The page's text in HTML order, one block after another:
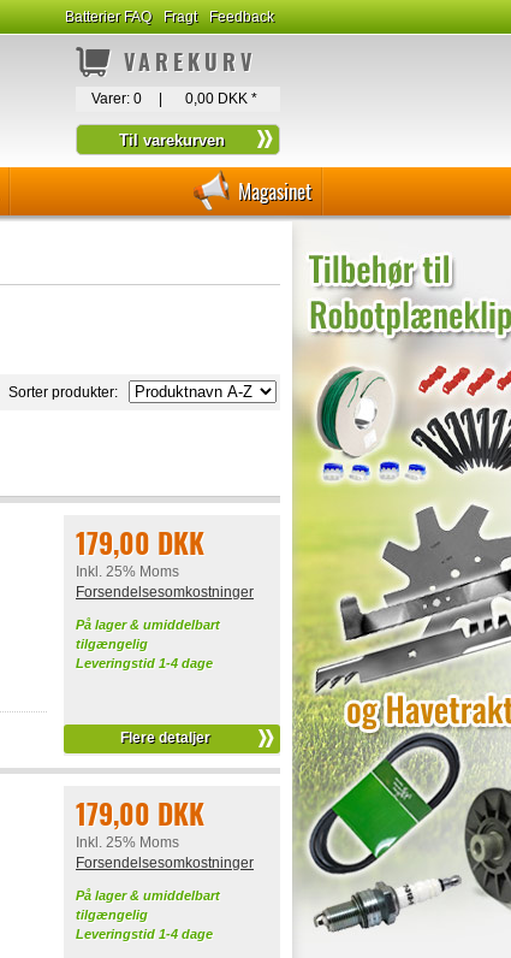
Batterier FAQ Fragt Feedback
VAREKURV
Varer: 0 0,00 DKK *
Magasinet
Sorter produkter:
179,00 DKK
Inkl. 25% Moms
Forsendelsesomkostninger
På lager & umiddelbart
tilgængelig
Leveringstid 1-4 dage
Flere detaljer
179,00 DKK
Inkl. 25% Moms
Forsendelsesomkostninger
På lager & umiddelbart
tilgængelig
Leveringstid 1-4 dage